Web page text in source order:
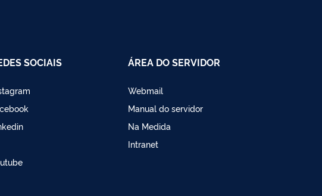
SOCIAIS ÁREA DO SERVIDOR
Webmail
Manual do servidor
Na Medida
Intranet